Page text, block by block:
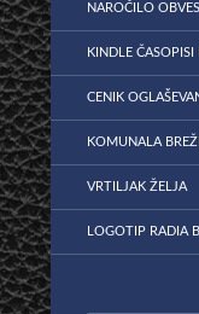
NAROČILO
KINDLE ČASOPISI
CENIK
KOMUNALA
VRTILJAK ŽELJA
LOGOTIP RADIA